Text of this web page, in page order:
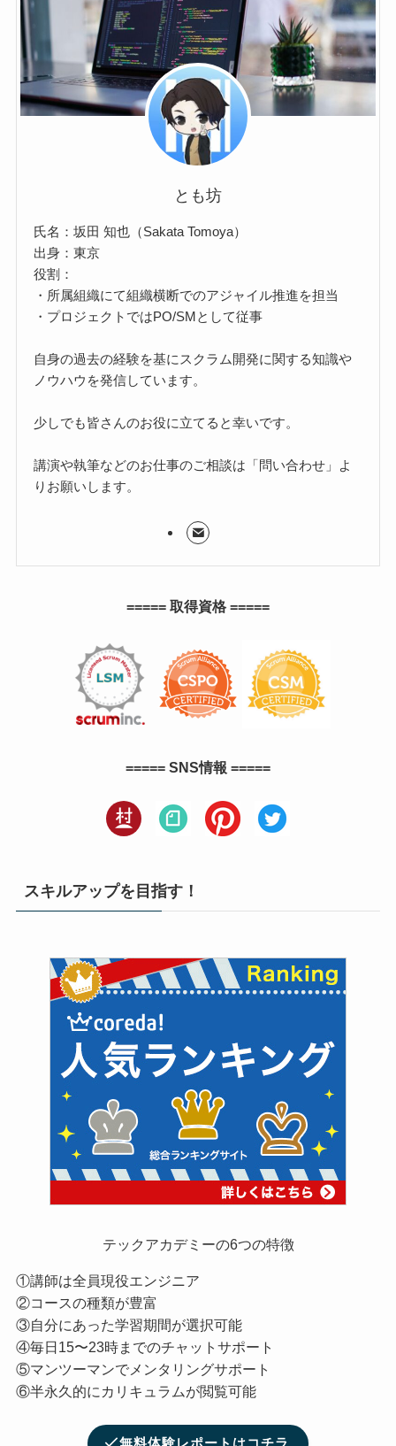
とも坊
氏名：坂田 知也（Sakata Tomoya）
出身：東京
役割：
・所属組織にて組織横断でのアジャイル推進を担当
・プロジェクトではPO/SMとして従事
自身の過去の経験を基にスクラム開発に関する知識や
ノウハウを発信しています。
少しでも皆さんのお役に立てると幸いです。
講演や執筆などのお仕事のご相談は「問い合わせ」よ
りお願いします。
===== 取得資格 =====
===== SNS情報 =====
スキルアップを目指す！
テックアカデミーの6つの特徴
①講師は全員現役エンジニア
②コースの種類が豊富
③自分にあった学習期間が選択可能
④毎日15〜23時までのチャットサポート
⑤マンツーマンでメンタリングサポート
⑥半永久的にカリキュラムが閲覧可能